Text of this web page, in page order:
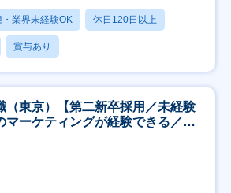
・業界未経験OK 休日120日以上
賞与あり
（東京）【第二新卒採用／未経験
マーケティングが経験できる／研